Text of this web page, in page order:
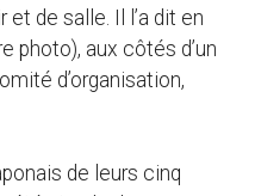
de salle. Il l’a dit en
photo), aux côtés d’un
d’organisation,
de leurs cinq